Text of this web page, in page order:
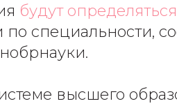
будут
по специальности,
высшего